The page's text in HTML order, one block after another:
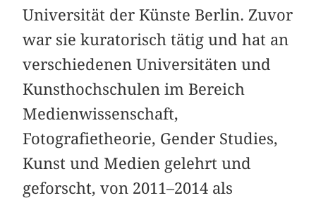
Universität der Künste Berlin. Zuvor
war sie kuratorisch tätig und hat an
verschiedenen Universitäten und
Kunsthochschulen im Bereich
Medienwissenschaft,
Fotografietheorie, Gender Studies,
Kunst und Medien gelehrt und
geforscht, von 2011–2014 als